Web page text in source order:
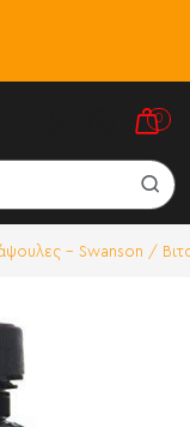
0
- Swanson /